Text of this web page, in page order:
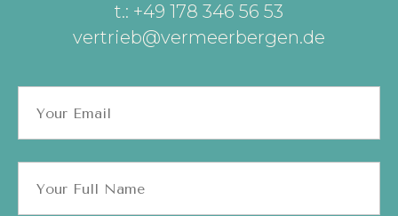
t.: +49 178 346 56 53
vertrieb@vermeerbergen.de